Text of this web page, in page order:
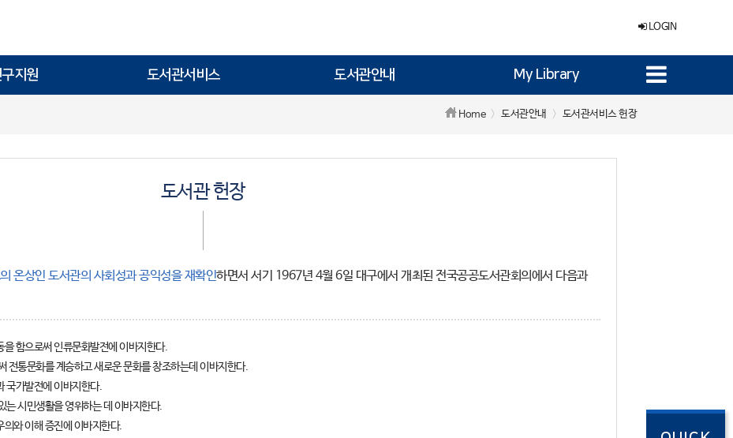
LOGIN
지원 도서관서비스 도서관안내 My Library
Home 도서관안내 도서관서비스 헌장
도서관 헌장
온상인 도서관의 사회성과 공익성을 재확인하면서 서기 1967년 4월 6일 대구에서 개최된 전국공공도서관회의에서 다음과
함으로써 인류문화발전에 이바지한다.
전통문화를 계승하고 새로운 문화를 창조하는데 이바지한다.
국가발전에 이바지한다.
는 시민생활을 영위하는 데 이바지한다.
와 이해 증진에 이바지한다.